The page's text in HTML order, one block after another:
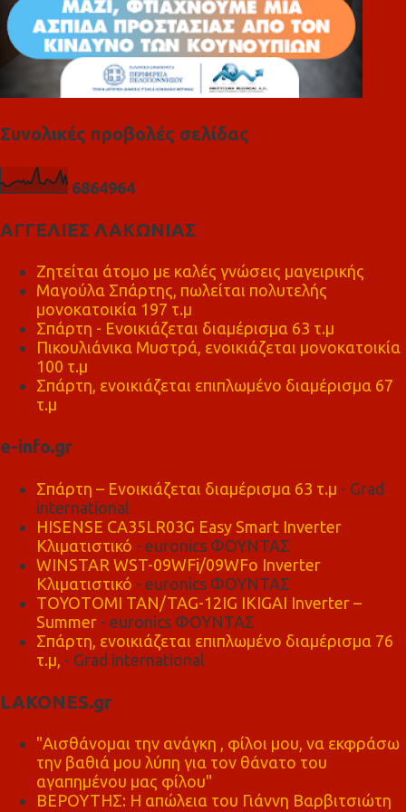
Συνολικές προβολές σελίδας
6864964
ΑΓΓΕΛΙΕΣ ΛΑΚΩΝΙΑΣ
Ζητείται άτομο με καλές γνώσεις μαγειρικής
Μαγούλα Σπάρτης, πωλείται πολυτελής
μονοκατοικία 197 τ.μ
Σπάρτη - Ενοικιάζεται διαμέρισμα 63 τ.μ
Πικουλιάνικα Μυστρά, ενοικιάζεται μονοκατοικία
100 τ.μ
Σπάρτη, ενοικιάζεται επιπλωμένο διαμέρισμα 67
τ.μ
e-info.gr
Σπάρτη – Ενοικιάζεται διαμέρισμα 63 τ.μ - Grad
international
HISENSE CA35LR03G Easy Smart Inverter
Κλιματιστικό - euronics ΦΟΥΝΤΑΣ
WINSTAR WST-09WFi/09WFo Inverter
Κλιματιστικό - euronics ΦΟΥΝΤΑΣ
TOYOTOMI TAN/TAG-12IG IKIGAI Inverter –
Summer - euronics ΦΟΥΝΤΑΣ
Σπάρτη, ενοικιάζεται επιπλωμένο διαμέρισμα 76
τ.μ, - Grad international
LAKONES.gr
"Αισθάνομαι την ανάγκη , φίλοι μου, να εκφράσω
την βαθιά μου λύπη για τον θάνατο του
αγαπημένου μας φίλου"
ΒΕΡΟΥΤΗΣ: Η απώλεια του Γιάννη Βαρβιτσιώτη